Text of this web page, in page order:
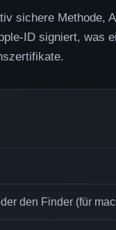
sichere Methode,
ID signiert, was
den Finder (für